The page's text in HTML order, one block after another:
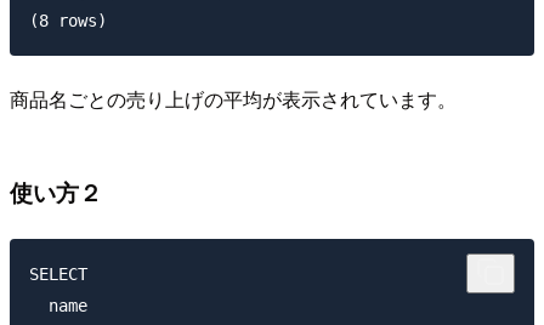
商品名ごとの売り上げの平均が表示されています。
使い方２
SELECT
  name